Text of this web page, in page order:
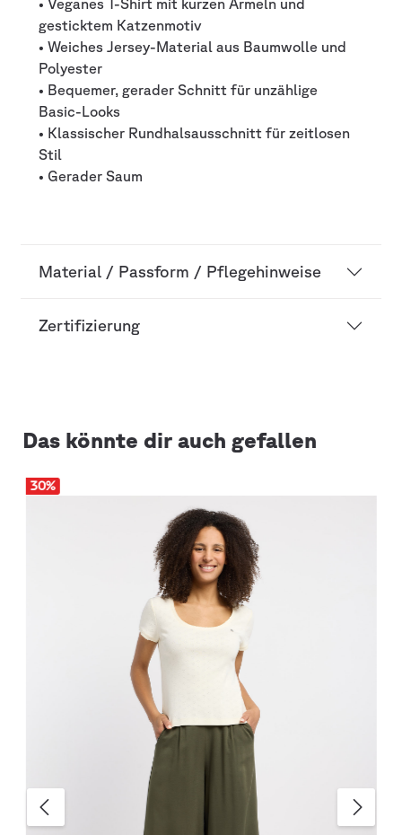
• Veganes T-Shirt mit kurzen Ärmeln und
gesticktem Katzenmotiv
• Weiches Jersey-Material aus Baumwolle und
Polyester
• Bequemer, gerader Schnitt für unzählige
Basic-Looks
• Klassischer Rundhalsausschnitt für zeitlosen
Stil
• Gerader Saum
Material / Passform / Pflegehinweise
Zertifizierung
Das könnte dir auch gefallen
30%